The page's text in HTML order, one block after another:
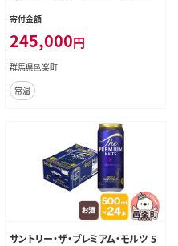
0ケース（同時発送） [お酒 ビール 缶
寄付金額
245,000円
群馬県邑楽町
常温
サントリー・ザ・プレミアム・モルツ 5